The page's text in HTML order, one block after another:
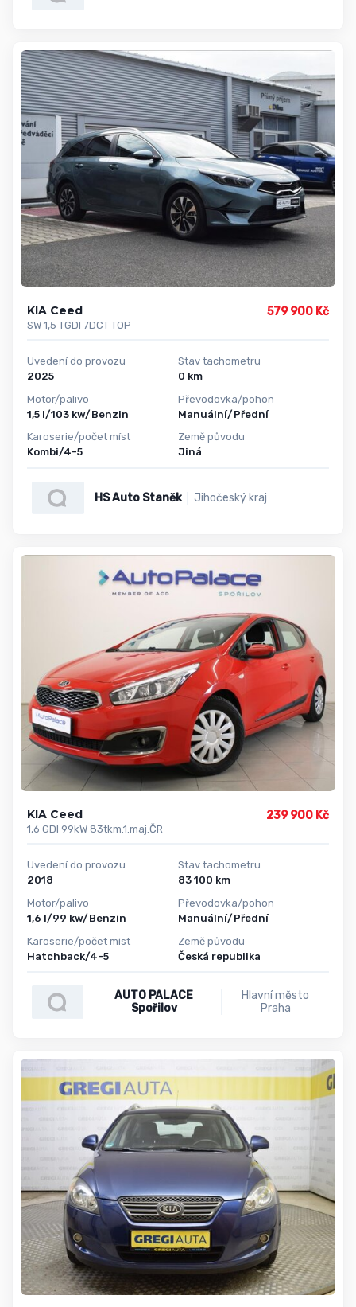
KIA Ceed
SW 1,5 TGDI 7DCT TOP
579 900 Kč
Uvedení do provozu
2025
Motor/palivo
1,5 l/103 kw/Benzin
Karoserie/počet míst
Kombi/4-5
Stav tachometru
0 km
Převodovka/pohon
Manuální/Přední
Země původu
Jiná
HS Auto Staněk Jihočeský kraj
KIA Ceed
1,6 GDI 99kW 83tkm.1.maj.ČR
239 900 Kč
Uvedení do provozu
2018
Motor/palivo
1,6 l/99 kw/Benzin
Karoserie/počet míst
Hatchback/4-5
Stav tachometru
83 100 km
Převodovka/pohon
Manuální/Přední
Země původu
Česká republika
AUTO PALACE
Spořilov
Hlavní město
Praha